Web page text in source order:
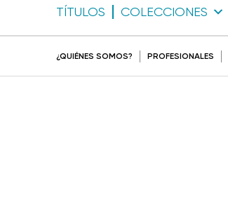
TÍTULOS COLECCIONES
¿QUIÉNES SOMOS? PROFESIONALES